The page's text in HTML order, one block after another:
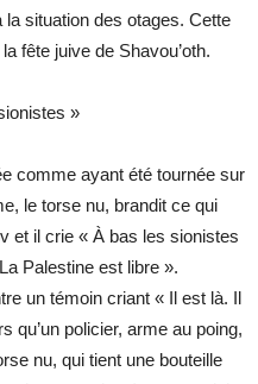
situation des otages. Cette
fête juive de Shavou’oth.
»
comme ayant été tournée sur
le torse nu, brandit ce qui
et il crie « À bas les sionistes
Palestine est libre ».
un témoin criant « Il est là. Il
qu’un policier, arme au poing,
nu, qui tient une bouteille